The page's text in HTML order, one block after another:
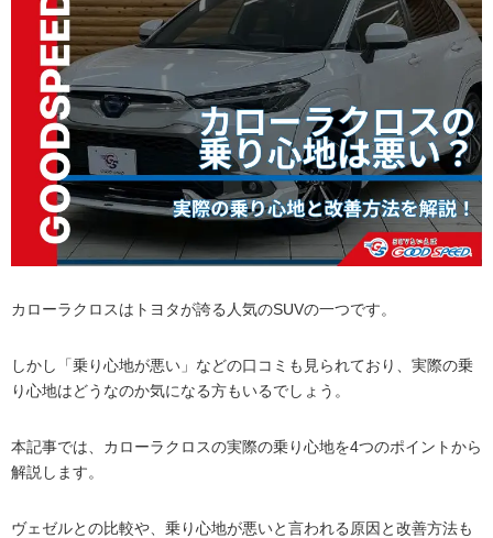
カローラクロスはトヨタが誇る人気のSUVの一つです。
しかし「乗り心地が悪い」などの口コミも見られており、実際の乗
り心地はどうなのか気になる方もいるでしょう。
本記事では、カローラクロスの実際の乗り心地を4つのポイントから
解説します。
ヴェゼルとの比較や、乗り心地が悪いと言われる原因と改善方法も